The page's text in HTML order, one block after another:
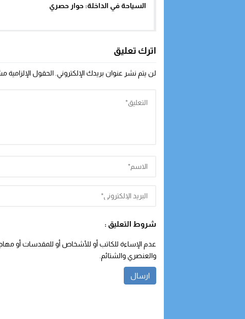
السياحة في الداخلة: حوار حصري
اترك تعليق
لن يتم نشر عنوان بريدك الإلكتروني. الحقول الإلزامية
شروط التعليق :
عدم الإساءة للكاتب أو للأشخاص أو للمقدسات أو
والعنصري والشتائم.